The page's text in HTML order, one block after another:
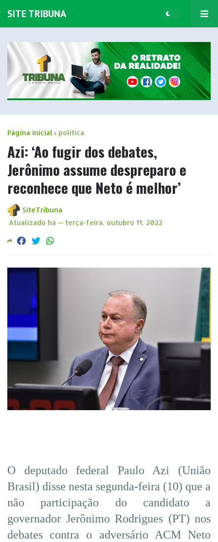
SITE TRIBUNA
Página inicial politica
Azi: ‘Ao fugir dos debates,
Jerônimo assume despreparo e
reconhece que Neto é melhor’
SiteTribuna
Atualizado há — terça-feira, outubro 11, 2022
O deputado federal Paulo Azi (União
Brasil) disse nesta segunda-feira (10) que a
não participação do candidato a
governador Jerônimo Rodrigues (PT) nos
debates contra o adversário ACM Neto